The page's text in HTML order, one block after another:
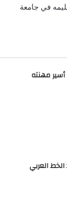
في جامعة
مهنته
الخط العربي